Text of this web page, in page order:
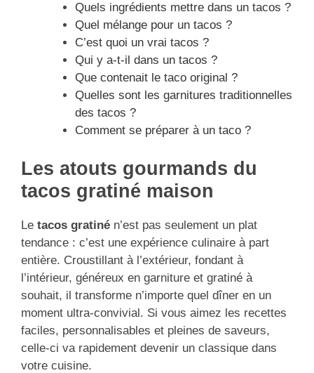
Quels ingrédients mettre dans un tacos ?
Quel mélange pour un tacos ?
C’est quoi un vrai tacos ?
Qui y a-t-il dans un tacos ?
Que contenait le taco original ?
Quelles sont les garnitures traditionnelles
des tacos ?
Comment se préparer à un taco ?
Les atouts gourmands du
tacos gratiné maison
Le tacos gratiné n’est pas seulement un plat
tendance : c’est une expérience culinaire à part
entière. Croustillant à l’extérieur, fondant à
l’intérieur, généreux en garniture et gratiné à
souhait, il transforme n’importe quel dîner en un
moment ultra-convivial. Si vous aimez les recettes
faciles, personnalisables et pleines de saveurs,
celle-ci va rapidement devenir un classique dans
votre cuisine.